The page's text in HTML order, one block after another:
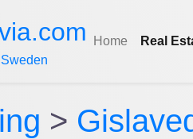
Home Real
>